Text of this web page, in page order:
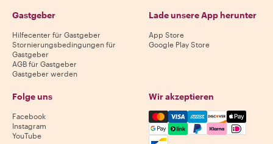
Gastgeber
Hilfecenter für Gastgeber
Stornierungsbedingungen für
Gastgeber
AGB für Gastgeber
Gastgeber werden
Lade unsere App herunter
App Store
Google Play Store
Folge uns
Facebook
Instagram
YouTube
Wir akzeptieren
Mastercard, Visa, Amex,